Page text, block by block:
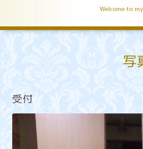
Welcome to
写
受付